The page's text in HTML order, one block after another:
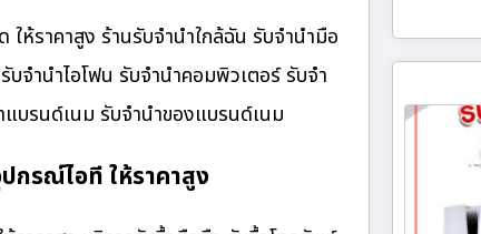
ห้ราคาสูง ร้านรับจํานําใกล้ฉัน รับจำนำมือ
จำนำไอโฟน รับจำนำคอมพิวเตอร์ รับจำ
แบรนด์เนม รับจำนำของแบรนด์เนม
กรณ์ไอที ให้ราคาสูง